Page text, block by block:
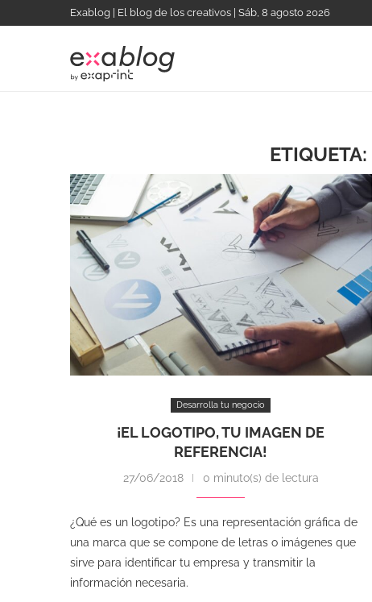
Exablog | El blog de los creativos | Sáb, 8 agosto 2026
ETIQUETA:
Desarrolla tu negocio
¡EL LOGOTIPO, TU IMAGEN DE
REFERENCIA!
27/06/2018 0 minuto(s) de lectura
¿Qué es un logotipo? Es una representación gráfica de
una marca que se compone de letras o imágenes que
sirve para identificar tu empresa y transmitir la
información necesaria.